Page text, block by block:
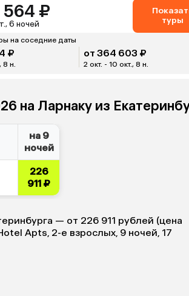
564 ₽
6 ночей
туры
на соседние даты
₽
8 н.
от 364 603 ₽
2 окт. - 10 окт., 8 н.
на Ларнаку из
на 9
ночей
226
911 ₽
— от 226 911 рублей (цена
Apts, 2-е взрослых, 9 ночей, 17